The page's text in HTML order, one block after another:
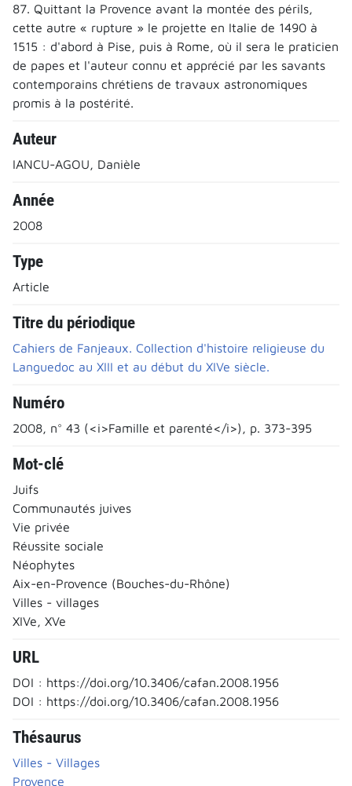
87. Quittant la Provence avant la montée des périls,
cette autre « rupture » le projette en Italie de 1490 à
1515 : d'abord à Pise, puis à Rome, où il sera le praticien
de papes et l'auteur connu et apprécié par les savants
contemporains chrétiens de travaux astronomiques
promis à la postérité.
Auteur
IANCU-AGOU, Danièle
Année
2008
Type
Article
Titre du périodique
Cahiers de Fanjeaux. Collection d'histoire religieuse du
Languedoc au XIII et au début du XIVe siècle.
Numéro
2008, n° 43 (<i>Famille et parenté</i>), p. 373-395
Mot-clé
Juifs
Communautés juives
Vie privée
Réussite sociale
Néophytes
Aix-en-Provence (Bouches-du-Rhône)
Villes - villages
XIVe, XVe
URL
DOI : https://doi.org/10.3406/cafan.2008.1956
DOI : https://doi.org/10.3406/cafan.2008.1956
Thésaurus
Villes - Villages
Provence